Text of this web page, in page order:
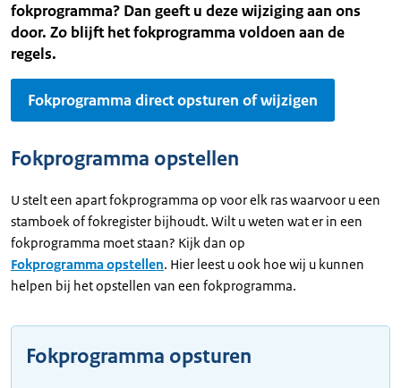
fokprogramma? Dan geeft u deze wijziging aan ons
door. Zo blijft het fokprogramma voldoen aan de
regels.
Fokprogramma direct opsturen of wijzigen
Fokprogramma opstellen
U stelt een apart fokprogramma op voor elk ras waarvoor u een
stamboek of fokregister bijhoudt. Wilt u weten wat er in een
fokprogramma moet staan? Kijk dan op
Fokprogramma opstellen. Hier leest u ook hoe wij u kunnen
helpen bij het opstellen van een fokprogramma.
Fokprogramma opsturen